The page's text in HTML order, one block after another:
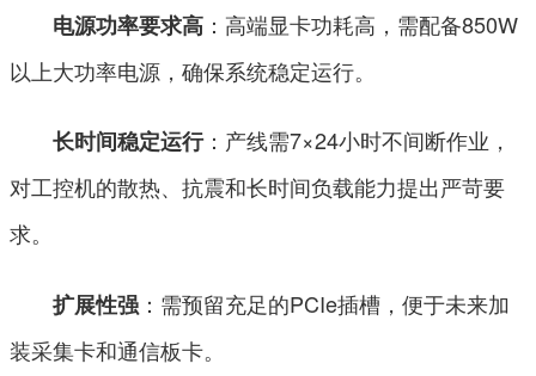
电源功率要求高 ：高端显卡功耗高，需配备850W
以上大功率电源，确保系统稳定运行。
长时间稳定运行：产线需7×24小时不间断作业，
对工控机的散热、抗震和长时间负载能力提出严苛要
求。
扩展性强 ：需预留充足的PCIe插槽，便于未来加
装采集卡和通信板卡。